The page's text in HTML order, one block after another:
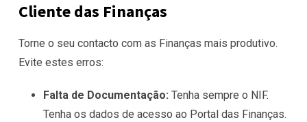
Cliente das Finanças
Torne o seu contacto com as Finanças mais produtivo.
Evite estes erros:
Falta de Documentação: Tenha sempre o NIF.
Tenha os dados de acesso ao Portal das Finanças.